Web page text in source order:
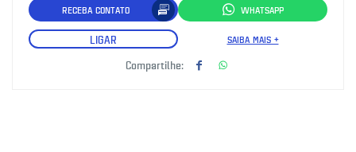
RECEBA CONTATO WHATSAPP
LIGAR SAIBA MAIS +
Compartilhe: